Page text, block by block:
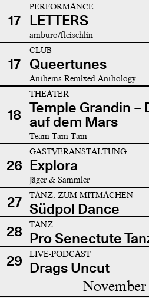
17
PERFORMANCE
LETTERS
amburo/fleischlin
17
CLUB
Queertunes
Anthems Remixed Anthology
18
THEATER
Temple Grandin –
auf dem Mars
Team Tam Tam
26
GASTVERANSTALTUNG
Explora
Jäger & Sammler
27 TANZ, ZUM MITMACHEN
Südpol Dance
28
TANZ
Pro Senectute
29
LIVE-PODCAST
Drags Uncut